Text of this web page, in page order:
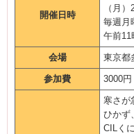
開催日時
（月
毎週月
午前11
会場 東京都
参加費 3000円
寒さが
ひかず
CILく